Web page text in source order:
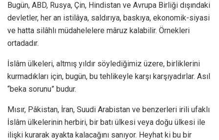
Bugün, ABD, Rusya, Çin, Hindistan ve Avrupa Birliği dışındaki
devletler, her an istilâya, saldırıya, baskıya, ekonomik-siyasi
ve hatta silâhlı müdahelelere mâruz kalabilir. Örnekleri
ortadadır.
İslâm ülkeleri, altmış yıldır söylediğimiz üzere, birliklerini
kurmadıkları için, bugün, bu tehlikeyle karşı karşıyadırlar. Asıl
“beka sorunu” budur.
Mısır, Pâkistan, İran, Suudi Arabistan ve benzerleri irili ufaklı
İslâm ülkelerinin herbiri, bir batı ülkesi veya doğu ülkesi ile
ilişki kurarak ayakta kalacağını sanıyor. Heyhat ki bu bir